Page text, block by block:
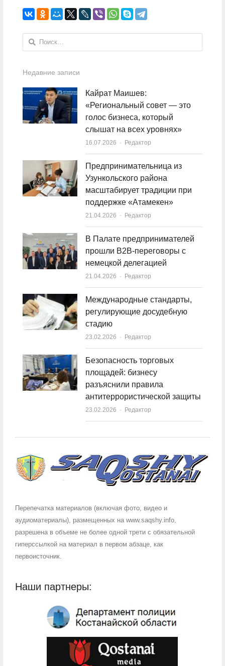
Найти:
Недавние записи
Кайрат Маишев:
«Региональный совет — это
голос бизнеса, который
слышат на всех уровнях»
16.07.2026 Author
Редактор
Предпринимательница из
Узункольского района
масштабирует традиции при
поддержке «Атамекен»
21.04.2026 Author
Редактор
В Палате предпринимателей
прошли B2B-переговоры с
немецкой делегацией
21.04.2026 Author
Редактор
Международные стандарты,
регулирующие досудебную
стадию
23.02.2026 Author
Редактор
Безопасность торговых
площадей: бизнесу
разъяснили правила
антитеррористической защиты
23.02.2026 Author
Редактор
Перепечатка материалов (включая фото, видео и
аудиоматериалы), размещенных на www.saqshy.info,
разрешена в объеме не более одной трети с обязательной
гиперссылкой на материал в первом абзаце, как
первоисточник.
Наши партнеры: